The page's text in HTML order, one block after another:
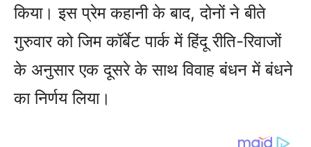
किया। इस प्रेम कहानी के बाद, दोनों ने बीते
गुरुवार को जिम कॉर्बेट पार्क में हिंदू रीति-रिवाजों
के अनुसार एक दूसरे के साथ विवाह बंधन में बंधने
का निर्णय लिया।